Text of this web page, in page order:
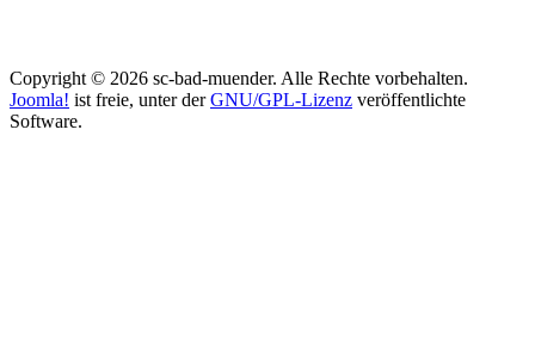
Copyright © 2026 sc-bad-muender. Alle Rechte vorbehalten.
Joomla! ist freie, unter derGNU/GPL-Lizenz veröffentlichte
Software.